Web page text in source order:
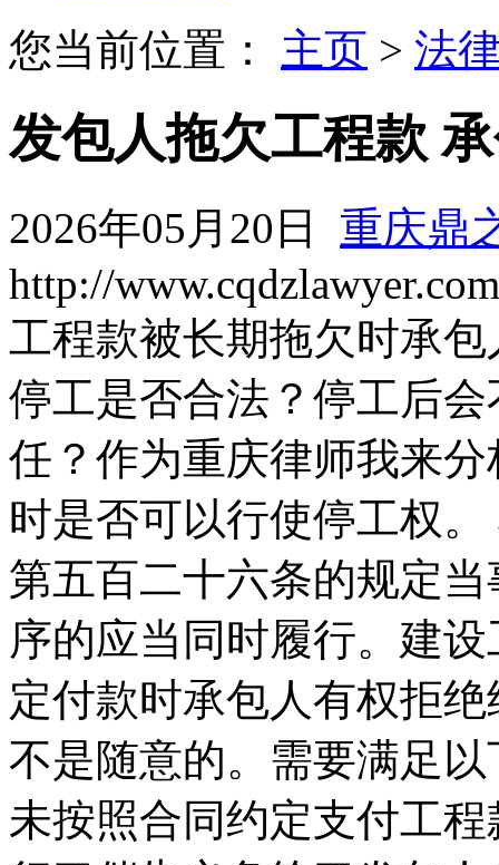
您当前位置： 主页 > 法
发包人拖欠工程款
2026年05月20日 重庆鼎
http://www.cqdzlawyer.com
工程款被长期拖欠时承
停工是否合法？停工后
任？作为重庆律师我来
时是否可以行使停工权
第五百二十六条的规定
序的应当同时履行。建
定付款时承包人有权拒
不是随意的。需要满足
未按照合同约定支付工